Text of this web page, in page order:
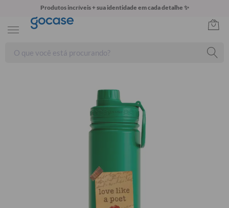
Produtos incríveis + sua identidade em cada detalhe ✨